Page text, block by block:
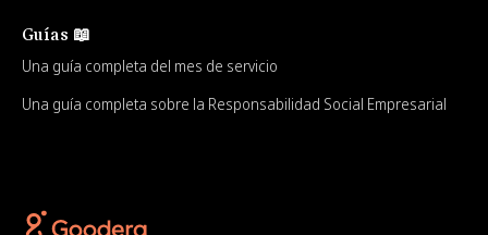
Guías 📖
Una guía completa del mes de servicio
Una guía completa sobre la Responsabilidad Social Empresarial